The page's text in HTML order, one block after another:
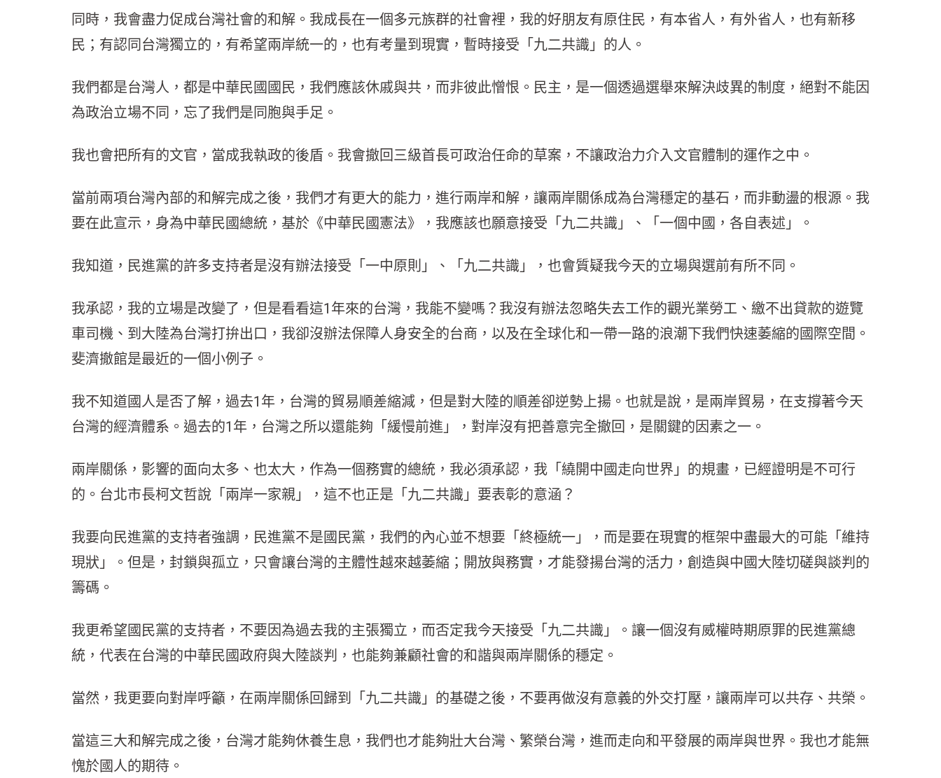
同時，我會盡力促成台灣社會的和解。我成長在一個多元族群的社會裡，我的好朋友有原住民，有本省人，有外省人，也有新移
民；有認同台灣獨立的，有希望兩岸統一的，也有考量到現實，暫時接受「九二共識」的人。
我們都是台灣人，都是中華民國國民，我們應該休戚與共，而非彼此憎恨。民主，是一個透過選舉來解決歧異的制度，絕對不能因
為政治立場不同，忘了我們是同胞與手足。
我也會把所有的文官，當成我執政的後盾。我會撤回三級首長可政治任命的草案，不讓政治力介入文官體制的運作之中。
當前兩項台灣內部的和解完成之後，我們才有更大的能力，進行兩岸和解，讓兩岸關係成為台灣穩定的基石，而非動盪的根源。我
要在此宣示，身為中華民國總統，基於《中華民國憲法》，我應該也願意接受「九二共識」、「一個中國，各自表述」。
我知道，民進黨的許多支持者是沒有辦法接受「一中原則」、「九二共識」，也會質疑我今天的立場與選前有所不同。
我承認，我的立場是改變了，但是看看這1年來的台灣，我能不變嗎？我沒有辦法忽略失去工作的觀光業勞工、繳不出貸款的遊覽
車司機、到大陸為台灣打拚出口，我卻沒辦法保障人身安全的台商，以及在全球化和一帶一路的浪潮下我們快速萎縮的國際空間。
斐濟撤館是最近的一個小例子。
我不知道國人是否了解，過去1年，台灣的貿易順差縮減，但是對大陸的順差卻逆勢上揚。也就是說，是兩岸貿易，在支撐著今天
台灣的經濟體系。過去的1年，台灣之所以還能夠「緩慢前進」，對岸沒有把善意完全撤回，是關鍵的因素之一。
兩岸關係，影響的面向太多、也太大，作為一個務實的總統，我必須承認，我「繞開中國走向世界」的規畫，已經證明是不可行
的。台北市長柯文哲說「兩岸一家親」，這不也正是「九二共識」要表彰的意涵？
我要向民進黨的支持者強調，民進黨不是國民黨，我們的內心並不想要「終極統一」，而是要在現實的框架中盡最大的可能「維持
現狀」。但是，封鎖與孤立，只會讓台灣的主體性越來越萎縮；開放與務實，才能發揚台灣的活力，創造與中國大陸切磋與談判的
籌碼。
我更希望國民黨的支持者，不要因為過去我的主張獨立，而否定我今天接受「九二共識」。讓一個沒有威權時期原罪的民進黨總
統，代表在台灣的中華民國政府與大陸談判，也能夠兼顧社會的和諧與兩岸關係的穩定。
當然，我更要向對岸呼籲，在兩岸關係回歸到「九二共識」的基礎之後，不要再做沒有意義的外交打壓，讓兩岸可以共存、共榮。
當這三大和解完成之後，台灣才能夠休養生息，我們也才能夠壯大台灣、繁榮台灣，進而走向和平發展的兩岸與世界。我也才能無
愧於國人的期待。